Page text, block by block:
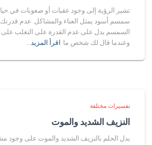
تشير الرؤية إلى وجود عقبات أو صعوبات في
سمسم أسود يمثل العناء والمشاكل. عدم
السمسم يدل على عدم القدرة على التغلب على
وعندما قال لك شخص ما اقرأ المزيد…
تفسيرات مختلفة
النزيف الشديد والموت
يدل الحلم بالنزيف الشديد والموت على وجود